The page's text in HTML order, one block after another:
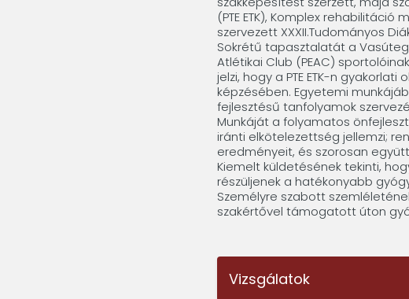
(PTE ETK), Komplex
szervezett XXXII.Tudományos
Sokrétű tapasztalatát a
Atlétikai Club (PEAC)
jelzi, hogy a PTE ETK-n
képzésében. Egyetemi
fejlesztésű tanfolyamok
Munkáját a folyamatos
iránti elkötelezettség jellemzi;
eredményeit, és szorosan
Kiemelt küldetésének tekinti,
részüljenek a hatékonyabb
Személyre szabott
szakértővel támogatott úton
Vizsgálatok